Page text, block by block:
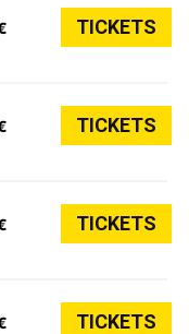
TICKETS
TICKETS
TICKETS
TICKETS